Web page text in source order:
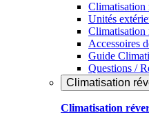
Climatisation
Unités
Climatisation
Accessoires
Guide
Questions /
Climatisation
Climatisation